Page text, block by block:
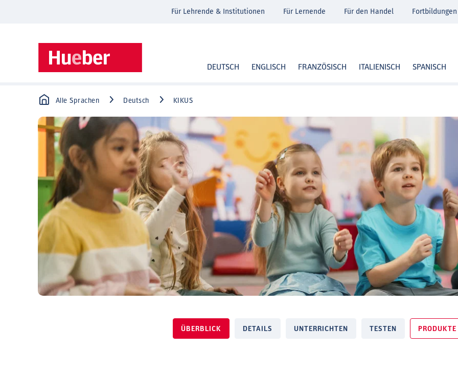
DEUTSCH ENGLISCH FRANZÖSISCH ITALIENISCH SPANISCH
Für Lehrende & Institutionen Für Lernende Für den Handel Fortbildungen
Alle Sprachen Deutsch KIKUS
ÜBERBLICK DETAILS UNTERRICHTEN TESTEN